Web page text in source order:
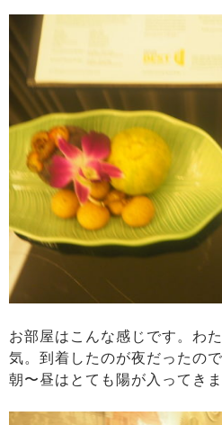
お部屋はこんな感じです。わ
気。到着したのが夜だったの
朝〜昼はとても陽が入ってきま